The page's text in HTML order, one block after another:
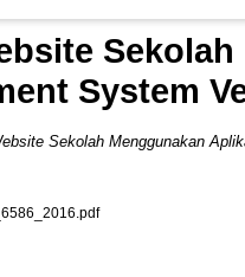
System
Sekolah Menggunakan